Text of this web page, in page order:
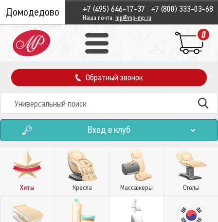
Домодедово +7 (495) 646-17-37 +7 (800) 333-03-68
Наша почта: mp@mp-mp.ru
0
Обратный звонок
Вход в клуб
Хиты Кресла Массажеры Столы